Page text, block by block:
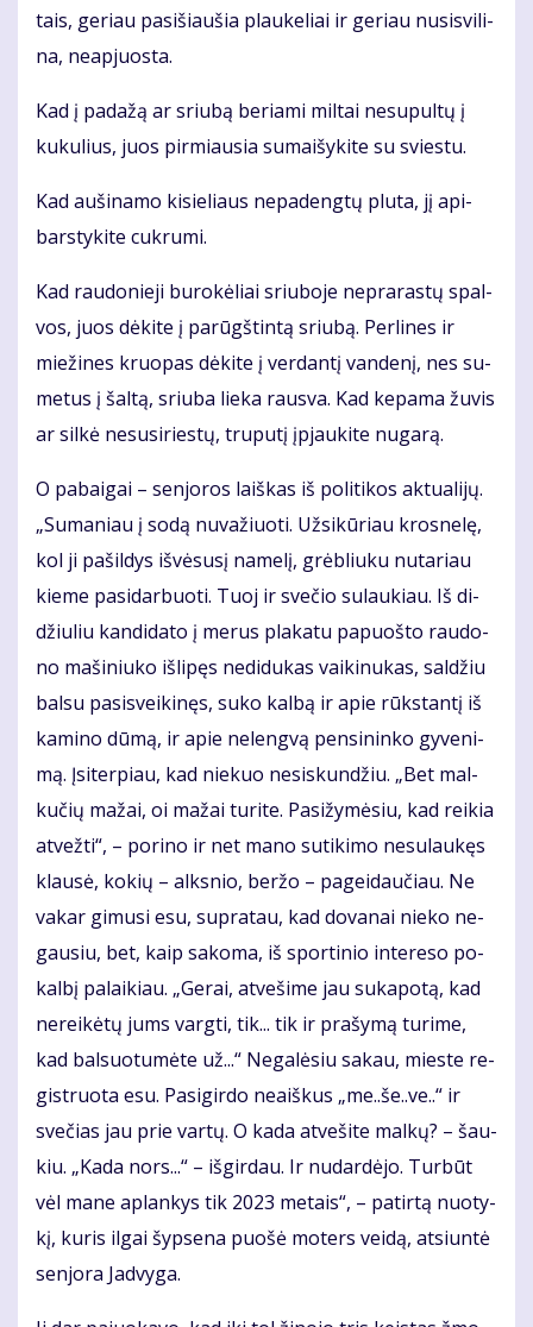
tais, ge­riau pa­si­šiau­šia plau­ke­liai ir ge­riau nu­si­svi­li­
na, ne­ap­juos­ta.
Kad į pa­da­žą ar sriu­bą be­ria­mi mil­tai ne­su­pul­tų į
ku­ku­lius, juos pir­miau­sia su­mai­šy­ki­te su svies­tu.
Kad au­ši­na­mo ki­sie­liaus ne­pa­deng­tų plu­ta, jį api­
bars­ty­ki­te cuk­ru­mi.
Kad rau­do­nie­ji bu­ro­kė­liai sriu­bo­je ne­pra­ras­tų spal­
vos, juos dė­ki­te į pa­rūgš­tin­tą sriu­bą. Per­li­nes ir
mie­ži­nes kruo­pas dė­ki­te į ver­dan­tį van­de­nį, nes su­
me­tus į šal­tą, sriu­ba lie­ka raus­va. Kad ke­pa­ma žu­vis
ar sil­kė ne­su­si­ries­tų, tru­pu­tį įpjau­ki­te nu­ga­rą.
O pa­bai­gai – sen­jo­ros laiš­kas iš po­li­ti­kos ak­tu­a­li­jų.
„Su­ma­niau į so­dą nu­va­žiuo­ti. Už­si­kū­riau kros­ne­lę,
kol ji pa­šil­dys iš­vė­su­sį na­me­lį, grėb­liu­ku nu­ta­riau
kie­me pa­si­dar­buo­ti. Tuoj ir sve­čio su­lau­kiau. Iš di­
džiu­liu kan­di­da­to į me­rus pla­ka­tu pa­puoš­to rau­do­
no ma­ši­niu­ko iš­li­pęs ne­di­du­kas vai­ki­nu­kas, sal­džiu
bal­su pa­si­svei­ki­nęs, su­ko kal­bą ir apie rūks­tan­tį iš
ka­mi­no dū­mą, ir apie ne­leng­vą pen­si­nin­ko gy­ve­ni­
mą. Įsi­ter­piau, kad nie­kuo ne­si­skun­džiu. „Bet mal­
ku­čių ma­žai, oi ma­žai tu­ri­te. Pa­si­žy­mė­siu, kad rei­kia
at­vež­ti“, – po­ri­no ir net ma­no su­ti­ki­mo ne­su­lau­kęs
klau­sė, ko­kių – alks­nio, ber­žo – pa­gei­dau­čiau. Ne
va­kar gi­mu­si esu, su­pra­tau, kad do­va­nai nie­ko ne­
gau­siu, bet, kaip sa­ko­ma, iš spor­ti­nio in­te­re­so po­
kal­bį pa­lai­kiau. „Ge­rai, at­ve­ši­me jau su­ka­po­tą, kad
ne­rei­kė­tų jums varg­ti, tik... tik ir pra­šy­mą tu­ri­me,
kad bal­suo­tu­mė­te už...“ Ne­ga­lė­siu sa­kau, mies­te re­
gist­ruo­ta esu. Pa­si­gir­do ne­aiš­kus „me..še..ve..“ ir
sve­čias jau prie var­tų. O ka­da at­ve­ši­te mal­kų? – šau­
kiu. „Ka­da nors...“ – iš­gir­dau. Ir nu­dar­dė­jo. Tur­būt
vėl ma­ne ap­lan­kys tik 2023 me­tais“, – pa­tir­tą nuo­ty­
kį, ku­ris il­gai šyp­se­na puo­šė mo­ters vei­dą, at­siun­tė
sen­jo­ra Jad­vy­ga.